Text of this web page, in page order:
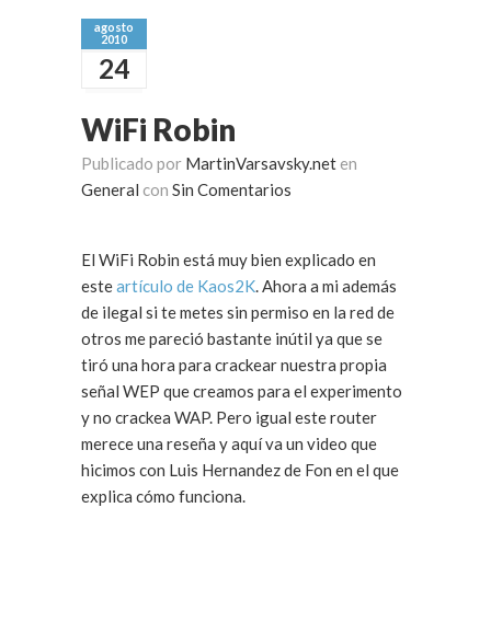
agosto
2010
24
WiFi Robin
Publicado por MartinVarsavsky.net en
General con Sin Comentarios
El WiFi Robin está muy bien explicado en
esteartículo de Kaos2K
de ilegal si te metes sin permiso en la red de
otros me pareció bastante inútil ya que se
tiró una hora para crackear nuestra propia
señal WEP que creamos para el experimento
y no crackea WAP. Pero igual este router
merece una reseña y aquí va un video que
hicimos con Luis Hernandez de Fon en el que
explica cómo funciona.